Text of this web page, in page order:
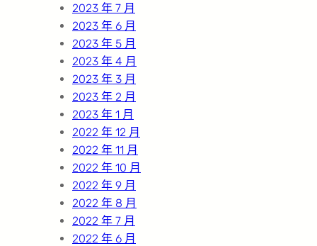
2023 年 7 月
2023 年 6 月
2023 年 5 月
2023 年 4 月
2023 年 3 月
2023 年 2 月
2023 年 1 月
2022 年 12 月
2022 年 11 月
2022 年 10 月
2022 年 9 月
2022 年 8 月
2022 年 7 月
2022 年 6 月